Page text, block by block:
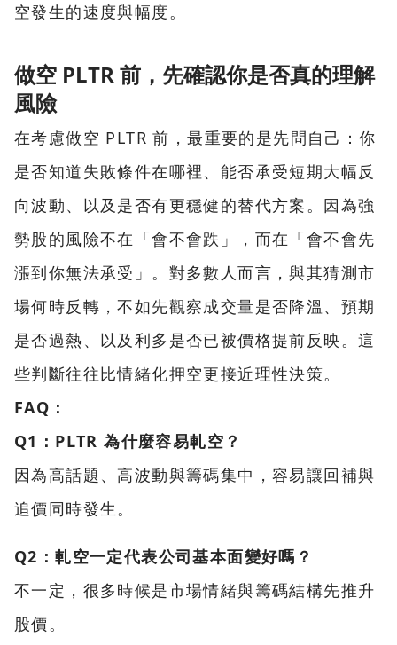
空發生的速度與幅度。
做空 PLTR 前，先確認你是否真的理解
風險
在考慮做空 PLTR 前，最重要的是先問自己：你
是否知道失敗條件在哪裡、能否承受短期大幅反
向波動、以及是否有更穩健的替代方案。因為強
勢股的風險不在「會不會跌」，而在「會不會先
漲到你無法承受」。對多數人而言，與其猜測市
場何時反轉，不如先觀察成交量是否降溫、預期
是否過熱、以及利多是否已被價格提前反映。這
些判斷往往比情緒化押空更接近理性決策。
FAQ：
Q1：PLTR 為什麼容易軋空？
因為高話題、高波動與籌碼集中，容易讓回補與
追價同時發生。
Q2：軋空一定代表公司基本面變好嗎？
不一定，很多時候是市場情緒與籌碼結構先推升
股價。